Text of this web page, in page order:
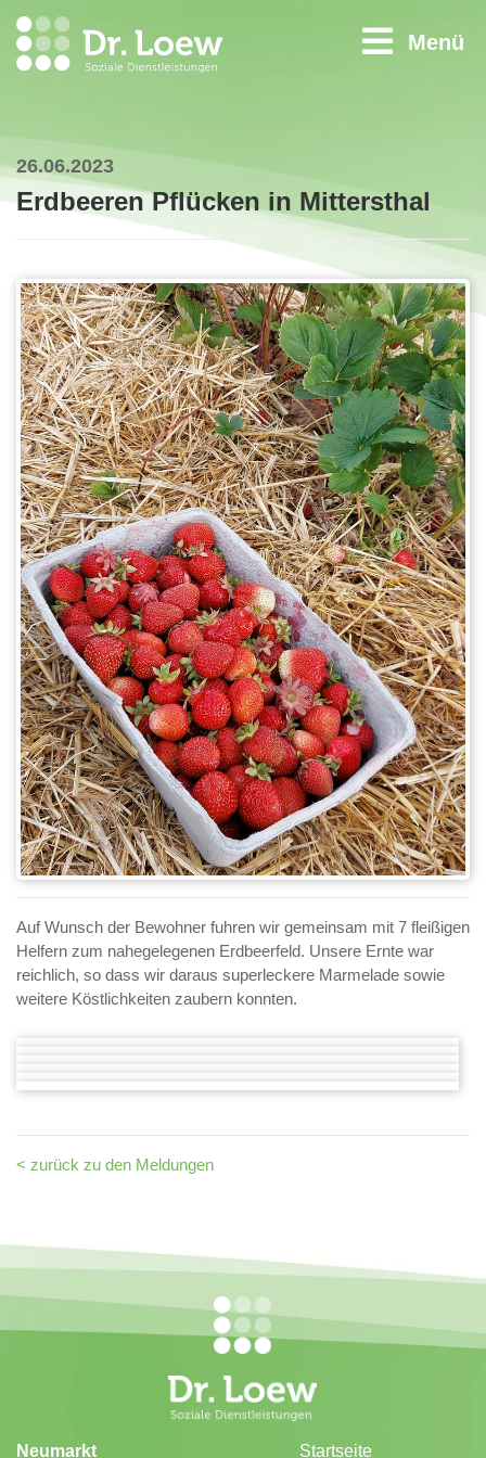
Menü
26.06.2023
Erdbeeren Pflücken in Mittersthal
Auf Wunsch der Bewohner fuhren wir gemeinsam mit 7 fleißigen
Helfern zum nahegelegenen Erdbeerfeld. Unsere Ernte war
reichlich, so dass wir daraus superleckere Marmelade sowie
weitere Köstlichkeiten zaubern konnten.
< zurück zu den Meldungen
Neumarkt Startseite